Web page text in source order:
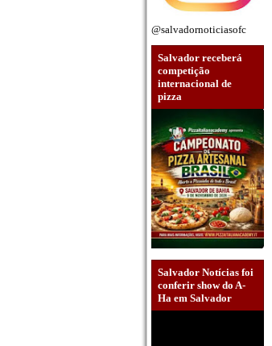
@salvadornoticiasofc
Salvador receberá
competição
internacional de
pizza
Salvador Notícias foi
conferir show do A-
Ha em Salvador